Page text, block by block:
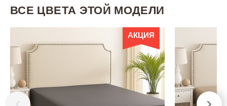
ВСЕ ЦВЕТА ЭТОЙ МОДЕЛИ
АКЦИЯ